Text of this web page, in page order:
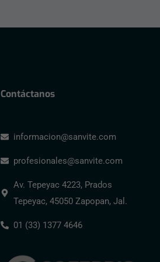
Contáctanos
informacion@sanvite.com
profesionales@sanvite.com
Av. Tepeyac 4223, Prados
Tepeyac, 45050 Zapopan, Jal.
01 (33) 1377 4646